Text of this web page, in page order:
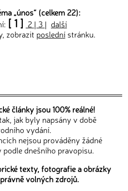
„únos“ (celkem 22):
[ 1 ] 2 | 3 | další
zobrazit poslednístránku.
články jsou 100% reálné!
jak byly napsány v době
vydání.
nejsou prováděny žádné
dnešního pravopisu.
texty, fotografie a obrázky
volných zdrojů.